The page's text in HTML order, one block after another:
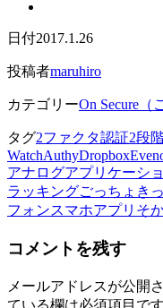
日付2017.1.26
投稿者maruhiro
カテゴリーOn Secure（
タグ2ファクタ認証2段
WatchAuthyDropbox
アナログアプリケーシ
ラッキングごっちょき
フォンスマホアプリ そ
コメントを残す
メールアドレスが公開
ている欄は必須項目です